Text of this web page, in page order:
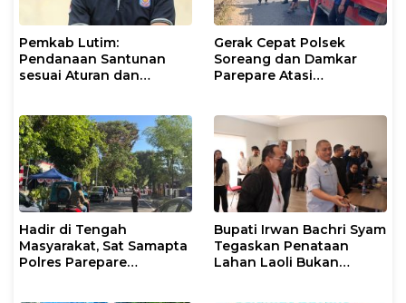
Pemkab Lutim:
Pendanaan Santunan
sesuai Aturan dan
Gerak Cepat Polsek
Soreang dan Damkar
Parepare Atasi
Hadir di Tengah
Masyarakat, Sat Samapta
Polres Parepare
Bupati Irwan Bachri Syam
Tegaskan Penataan
Lahan Laoli Bukan